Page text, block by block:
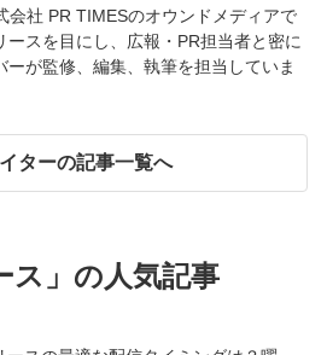
会社 PR TIMESのオウンドメディアで
スを目にし、広報・PR担当者と密に
が監修、編集、執筆を担当していま
ターの記事一覧へ
ス 」の人気記事